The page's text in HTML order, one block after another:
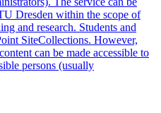
Dresden within the scope of
and research. Students and
SiteCollections. However,
can be made accessible to
persons (usually